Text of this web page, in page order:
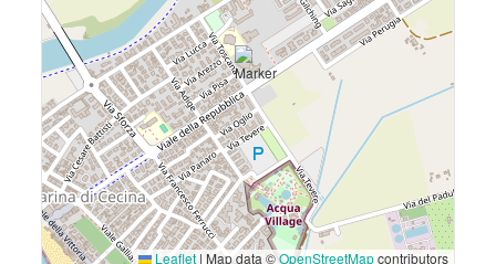
Leaflet | Map data ©OpenStreetMapcontributors